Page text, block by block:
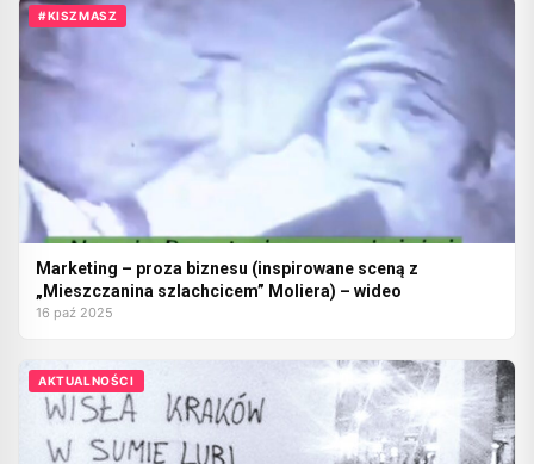
#KISZMASZ
Marketing – proza biznesu (inspirowane sceną z
„Mieszczanina szlachcicem” Moliera) – wideo
16 paź 2025
AKTUALNOŚCI